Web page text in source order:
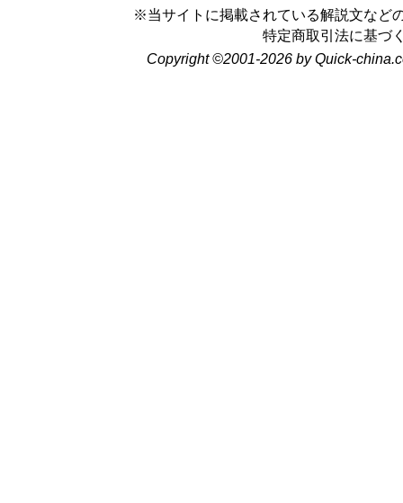
※当サイトに掲載されている解説文など
特定商取引法に基づ
Copyright ©2001-2026 by Quick-